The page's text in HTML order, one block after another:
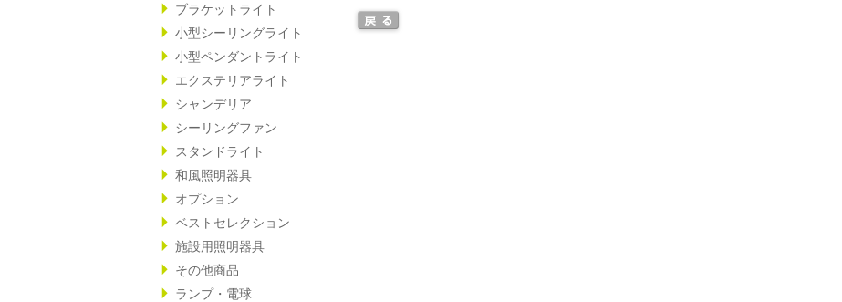
ブラケットライト
小型シーリングライト
小型ペンダントライト
エクステリアライト
シャンデリア
シーリングファン
スタンドライト
和風照明器具
オプション
ベストセレクション
施設用照明器具
その他商品
ランプ・電球